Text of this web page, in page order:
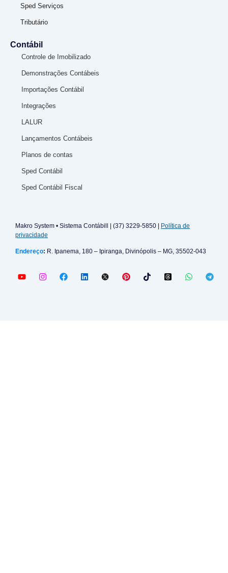
Sped Serviços
Tributário
Contábil
Controle de Imobilizado
Demonstrações Contábeis
Importações Contábil
Integrações
LALUR
Lançamentos Contábeis
Planos de contas
Sped Contábil
Sped Contábil Fiscal
Makro System • Sistema Contábill | (37) 3229-5850 |
Política de
privacidade
Endereço: R. Ipanema, 180 – Ipiranga, Divinópolis – MG, 35502-043